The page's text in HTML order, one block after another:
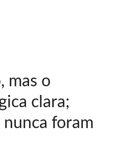
mas o
clara;
foram